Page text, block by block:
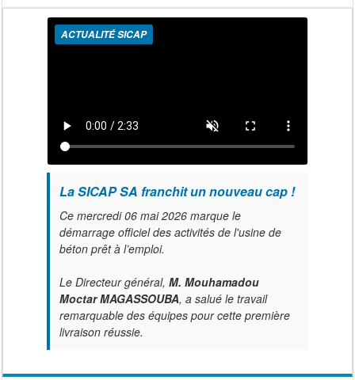
ACTUALITÉ SICAP
La SICAP SA franchit un nouveau cap !
Ce mercredi 06 mai 2026 marque le
démarrage officiel des activités de l'usine de
béton prêt à l’emploi.
Le Directeur général, M. Mouhamadou
Moctar MAGASSOUBA, a salué le travail
remarquable des équipes pour cette première
livraison réussie.